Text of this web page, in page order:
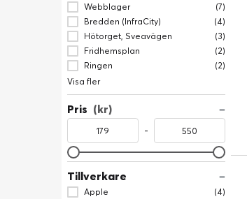
Webblager
(7)
Bredden (InfraCity)
(4)
Hötorget, Sveavägen
(3)
Fridhemsplan
(2)
Ringen
(2)
Visa fler
Pris (kr)
-
Tillverkare
Apple (4)